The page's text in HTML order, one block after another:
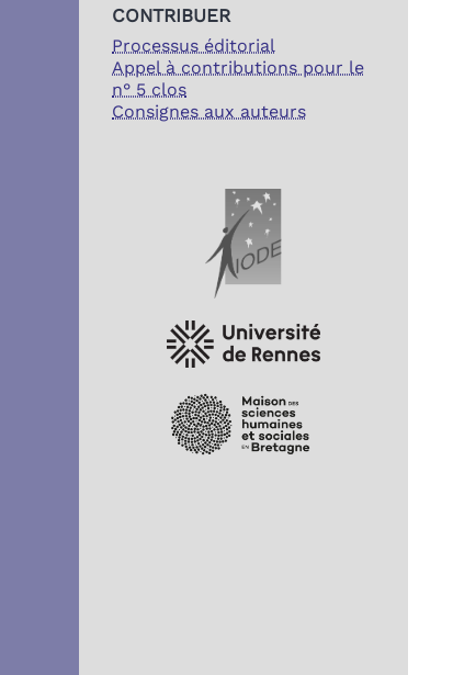
CONTRIBUER
Processus éditorial
Appel à contributions pour le
n° 5 clos
Consignes aux auteurs
PARTENAIRES